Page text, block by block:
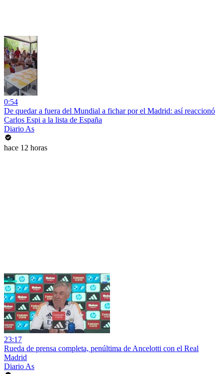
0:54
De quedar a fuera del Mundial a fichar por el Madrid: así reaccionó
Carlos Espi a la lista de España
Diario As
hace 12 horas
23:17
Rueda de prensa completa, penúltima de Ancelotti con el Real
Madrid
Diario As